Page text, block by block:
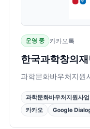
운영 중 카카오톡
한국과학창의
과학문화바우처지원
과학문화바우처지원사
카카오
Google